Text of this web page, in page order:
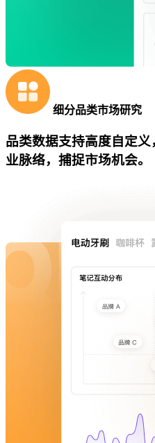
细分品类市场研究
品类数据支持高度自定
业脉络，捕捉市场机会。